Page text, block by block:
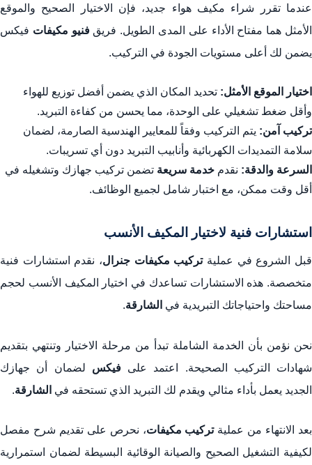
عندما تقرر شراء مكيف هواء جديد، فإن الاختيار الصحيح والموقع
الأمثل هما مفتاح الأداء على المدى الطويل. فريقفنيو مكيفات فيكس
يضمن لك أعلى مستويات الجودة في التركيب.
اختيار الموقع الأمثل: تحديد المكان الذي يضمن أفضل توزيع للهواء
وأقل ضغط تشغيلي على الوحدة، مما يحسن من كفاءة التبريد.
تركيب آمن: يتم التركيب وفقاً للمعايير الهندسية الصارمة، لضمان
سلامة التمديدات الكهربائية وأنابيب التبريد دون أي تسريبات.
السرعة والدقة: نقدم خدمة سريعة تضمن تركيب جهازك وتشغيله في
أقل وقت ممكن، مع اختبار شامل لجميع الوظائف.
استشارات فنية لاختيار المكيف الأنسب
قبل الشروع في عمليةتركيب مكيفات جنرال، نقدم استشارات فنية
متخصصة. هذه الاستشارات تساعدك في اختيار المكيف الأنسب لحجم
مساحتك واحتياجاتك التبريدية في الشارقة.
نحن نؤمن بأن الخدمة الشاملة تبدأ من مرحلة الاختيار وتنتهي بتقديم
شهادات التركيب الصحيحة. اعتمد علىفيكس لضمان أن جهازك
الجديد يعمل بأداء مثالي ويقدم لك التبريد الذي تستحقه في الشارقة.
بعد الانتهاء من عمليةتركيب مكيفات، نحرص على تقديم شرح مفصل
لكيفية التشغيل الصحيح والصيانة الوقائية البسيطة لضمان استمرارية